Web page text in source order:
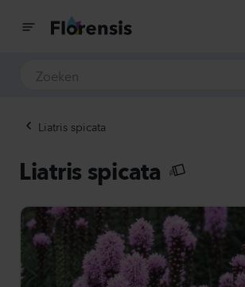
Liatris spicata
Liatris spicata